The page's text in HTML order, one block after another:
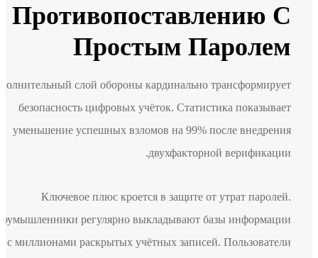
Противопоставлению С
Простым Паролем
Дополнительный слой обороны кардинально трансформирует
безопасность цифровых учёток. Статистика показывает
уменьшение успешных взломов на 99% после внедрения
двухфакторной верификации.
Ключевое плюс кроется в защите от утрат паролей.
Злоумышленники регулярно выкладывают базы информации
с миллионами раскрытых учётных записей. Пользователи